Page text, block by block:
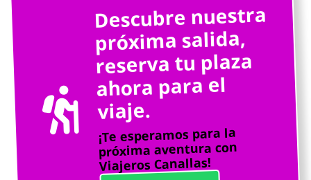
Descubre nuestra
próxima salida,
reserva tu plaza
ahora para el
viaje.
¡Te esperamos para la
próxima aventura con
Viajeros Canallas!